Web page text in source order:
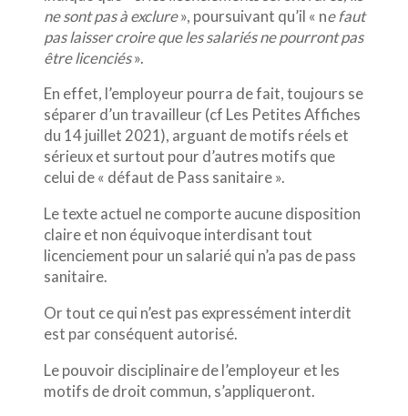
ne sont pas à exclure», poursuivant qu’il « ne faut
pas laisser croire que les salariés ne pourront pas
être licenciés».
En effet, l’employeur pourra de fait, toujours se
séparer d’un travailleur (cf Les Petites Affiches
du 14 juillet 2021), arguant de motifs réels et
sérieux et surtout pour d’autres motifs que
celui de « défaut de Pass sanitaire ».
Le texte actuel ne comporte aucune disposition
claire et non équivoque interdisant tout
licenciement pour un salarié qui n’a pas de pass
sanitaire.
Or tout ce qui n’est pas expressément interdit
est par conséquent autorisé.
Le pouvoir disciplinaire de l’employeur et les
motifs de droit commun, s’appliqueront.